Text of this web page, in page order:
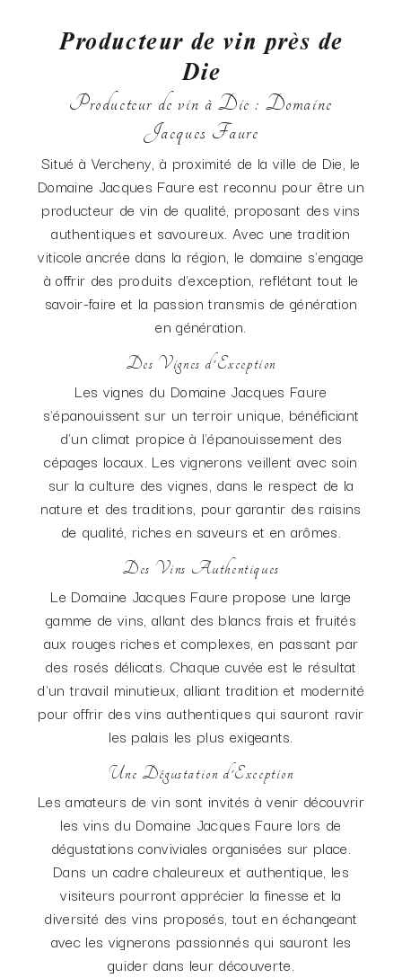
Producteur de vin près de
Die
Producteur de vin à Die : Domaine
Jacques Faure
Situé à Vercheny, à proximité de la ville de Die, le
Domaine Jacques Faure est reconnu pour être un
producteur de vin de qualité, proposant des vins
authentiques et savoureux. Avec une tradition
viticole ancrée dans la région, le domaine s'engage
à offrir des produits d'exception, reflétant tout le
savoir-faire et la passion transmis de génération
en génération.
Des Vignes d'Exception
Les vignes du Domaine Jacques Faure
s'épanouissent sur un terroir unique, bénéficiant
d'un climat propice à l'épanouissement des
cépages locaux. Les vignerons veillent avec soin
sur la culture des vignes, dans le respect de la
nature et des traditions, pour garantir des raisins
de qualité, riches en saveurs et en arômes.
Des Vins Authentiques
Le Domaine Jacques Faure propose une large
gamme de vins, allant des blancs frais et fruités
aux rouges riches et complexes, en passant par
des rosés délicats. Chaque cuvée est le résultat
d'un travail minutieux, alliant tradition et modernité
pour offrir des vins authentiques qui sauront ravir
les palais les plus exigeants.
Une Dégustation d'Exception
Les amateurs de vin sont invités à venir découvrir
les vins du Domaine Jacques Faure lors de
dégustations conviviales organisées sur place.
Dans un cadre chaleureux et authentique, les
visiteurs pourront apprécier la finesse et la
diversité des vins proposés, tout en échangeant
avec les vignerons passionnés qui sauront les
guider dans leur découverte.